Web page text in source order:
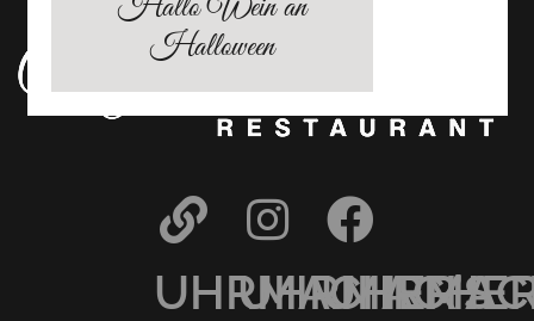
UHRMACHER’S
Hallo Wein an
Halloween